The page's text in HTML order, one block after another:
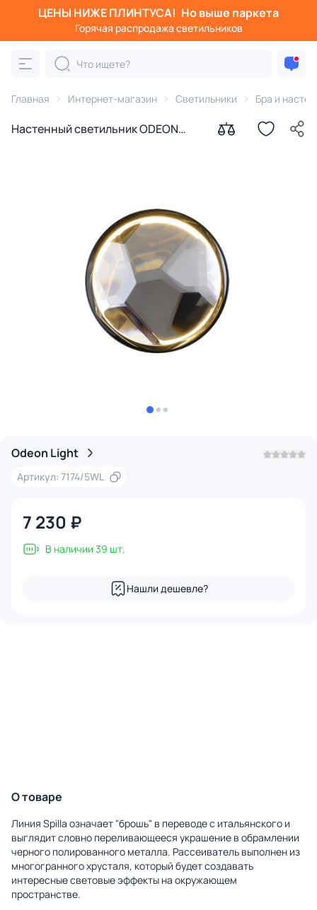
ЦЕНЫ НИЖЕ ПЛИНТУСА! Но выше паркета
Горячая распродажа светильников
Главная Интернет-магазин Светильники Бра и
Настенный светильник ODEON
Odeon Light
Артикул: 7174/5WL
7 230 ₽
В наличии 39 шт.
Нашли дешевле?
О товаре
Линия Spilla означает "брошь" в переводе с итальянского и
выглядит словно переливающееся украшение в обрамлении
черного полированного металла. Рассеиватель выполнен из
многогранного хрусталя, который будет создавать
интересные световые эффекты на окружающем
пространстве.